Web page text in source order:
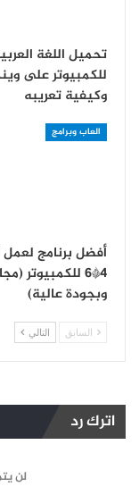
تحميل اللغة
وكيفية تعريبه
العاب وبرامج
أفضل برنامج لعمل
4*6 للكمبيوتر
وبجودة عالية)
السابق التالي
اترك رد
لن